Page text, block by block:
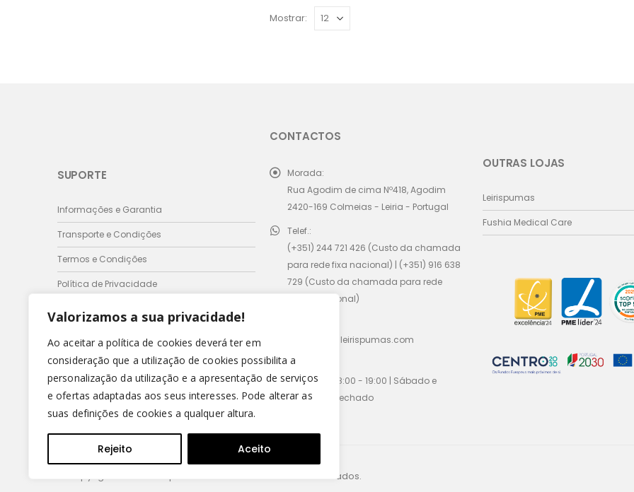
Valorizamos a sua privacidade!
Ao aceitar a política de cookies deverá ter em
consideração que a utilização de cookies possibilita a
personalização da utilização e a apresentação de serviços
e ofertas adaptadas aos seus interesses. Pode alterar as
suas definições de cookies a qualquer altura.
Rejeito Aceito
Mostrar:
SUPORTE
Informações e Garantia
Transporte e Condições
Termos e Condições
Política de Privacidade
CONTACTOS
Morada:
Rua Agodim de cima Nº418, Agodim
2420-169 Colmeias - Leiria - Portugal
Telef.:
(+351) 244 721 426 (Custo da chamada
para rede fixa nacional) | (+351) 916 638
729 (Custo da chamada para rede
móvel nacional)
comercial@leirispumas.com
Horário:
Seg - Sex / 8:00 - 19:00 | Sábado e
Domingo / fechado
OUTRAS LOJAS
Leirispumas
Fushia Medical Care
© Copyright 2022 - Leirispumas Lda. Todos os direitos reservados.